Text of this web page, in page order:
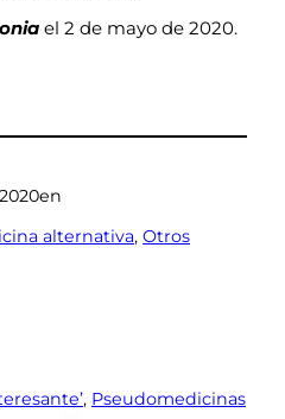
el 2 de mayo de 2020.
en
alternativa, Otros
, Pseudomedicinas